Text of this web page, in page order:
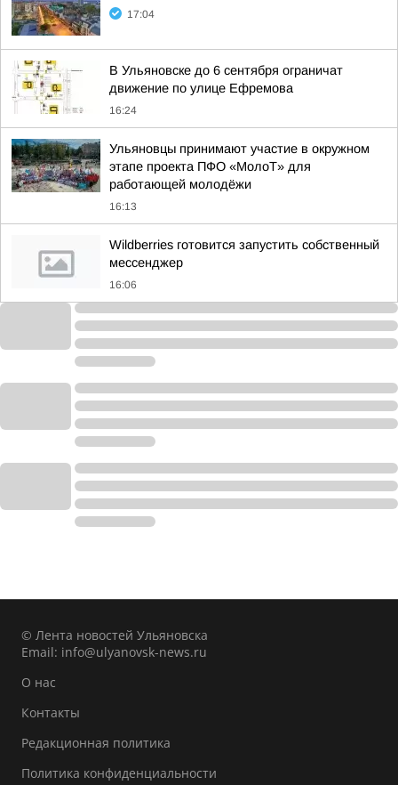
17:04
В Ульяновске до 6 сентября ограничат
движение по улице Ефремова
16:24
Ульяновцы принимают участие в окружном
этапе проекта ПФО «МолоТ» для
работающей молодёжи
16:13
Wildberries готовится запустить собственный
мессенджер
16:06
© Лента новостей Ульяновска
Email: info@ulyanovsk-news.ru
О нас
Контакты
Редакционная политика
Политика конфиденциальности